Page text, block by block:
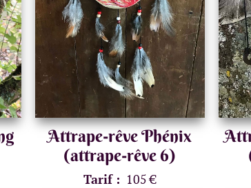
Attrape-rêve Phénix
(attrape-rêve 6)
Tarif : 105 €